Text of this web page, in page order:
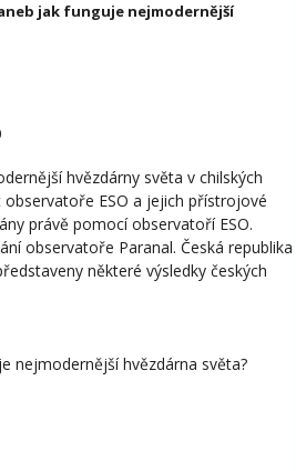
jak funguje nejmodernější
hvězdárny světa v chilských
ESO a jejich přístrojové
právě pomocí observatoří ESO.
observatoře Paranal. Česká republika
některé výsledky českých
nejmodernější hvězdárna světa?